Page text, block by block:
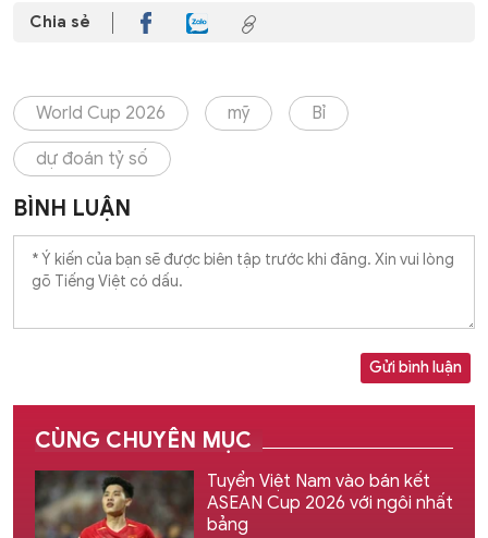
Chia sẻ
World Cup 2026 mỹ Bỉ
dự đoán tỷ số
BÌNH LUẬN
Gửi bình luận
CÙNG CHUYÊN MỤC
Tuyển Việt Nam vào bán kết
ASEAN Cup 2026 với ngôi nhất
bảng